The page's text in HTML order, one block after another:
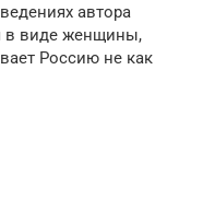
автора
в виде женщины,
Россию не как